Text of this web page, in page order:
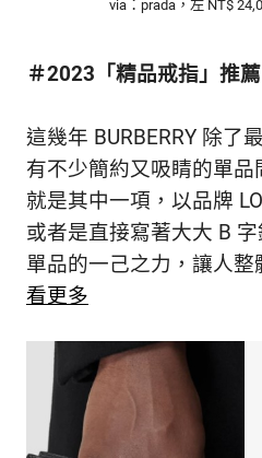
via：prada，左 NT$
＃2023「精品戒指」推薦
這幾年 BURBERRY 除了
有不少簡約又吸睛的單
就是其中一項，以品牌
或者是直接寫著大大 B
單品的一己之力，讓人整
看更多